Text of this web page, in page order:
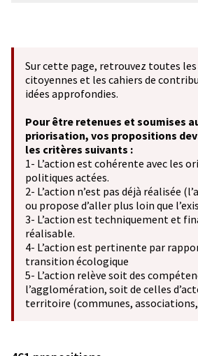
Sur cette page, retrouvez toutes
citoyennes et les cahiers de
idées approfondies.
Pour être retenues et soumises
priorisation, vos propositions
les critères suivants :
1- L’action est cohérente avec les
politiques actées.
2- L’action n’est pas déjà réalisée
ou propose d’aller plus loin que
3- L’action est techniquement et
réalisable.
4- L’action est pertinente par
transition écologique
5- L’action relève soit des
l’agglomération, soit de celles
territoire (communes,